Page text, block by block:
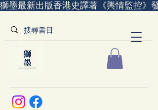
獅墨最新出版香港史譯著《輿情監控》